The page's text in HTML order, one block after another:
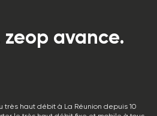
avance.
très haut débit à La Réunion depuis 10